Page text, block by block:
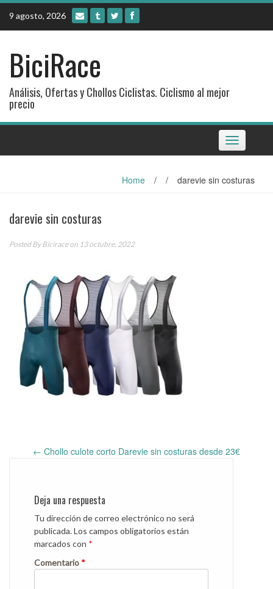
Skip
content
9 agosto, 2026
BiciRace
Análisis, Ofertas y Chollos Ciclistas. Ciclismo al mejor
precio
Toggle
navigation
Home / / darevie sin costuras
darevie sin costuras
Posted ByBiciraceon 13 octubre, 2022
Post
← Chollo culote corto Darevie sin costuras desde 23€
Deja una respuesta
Tu dirección de correo electrónico no será
publicada.Los campos obligatorios están
marcados con *
Comentario *